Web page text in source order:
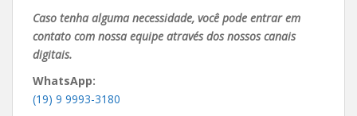
Caso tenha alguma necessidade, você pode entrar em
contato com nossa equipe através dos nossos canais
digitais.
WhatsApp:
(19) 9 9993-3180